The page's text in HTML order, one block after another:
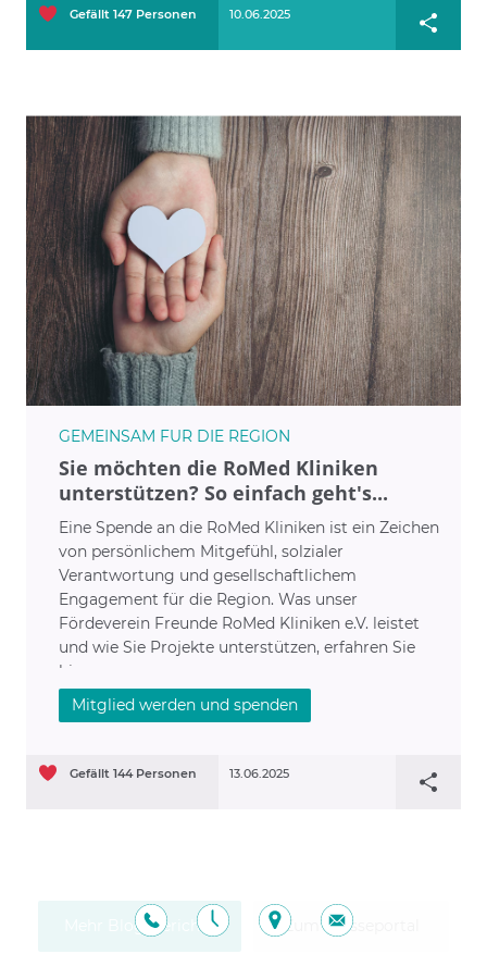
10.06.2025
Gefällt 147 Personen
GEMEINSAM FÜR DIE REGION
Sie möchten die RoMed Kliniken
unterstützen? So einfach geht's...
Eine Spende an die RoMed Kliniken ist ein Zeichen
von persönlichem Mitgefühl, solzialer
Verantwortung und gesellschaftlichem
Engagement für die Region. Was unser
Fördeverein Freunde RoMed Kliniken e.V. leistet
und wie Sie Projekte unterstützen, erfahren Sie
hier...
Mitglied werden und spenden
13.06.2025
Gefällt 144Personen
Mehr Blog-Berichte Zum Presseportal